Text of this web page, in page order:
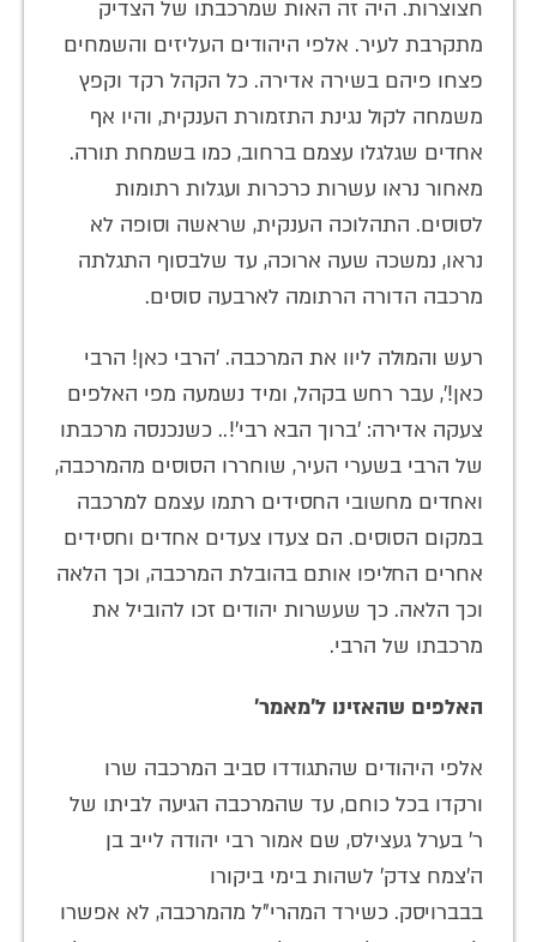
חצוצרות. היה זה האות שמרכבתו של הצדיק
מתקרבת לעיר. אלפי היהודים העליזים והשמחים
פצחו פיהם בשירה אדירה. כל הקהל רקד וקפץ
משמחה לקול נגינת התזמורת הענקית, והיו אף
אחדים שגלגלו עצמם ברחוב, כמו בשמחת תורה.
מאחור נראו עשרות כרכרות ועגלות רתומות
לסוסים. התהלוכה הענקית, שראשה וסופה לא
נראו, נמשכה שעה ארוכה, עד שלבסוף התגלתה
מרכבה הדורה הרתומה לארבעה סוסים.
רעש והמולה ליוו את המרכבה. 'הרבי כאן! הרבי
כאן!', עבר רחש בקהל, ומיד נשמעה מפי האלפים
צעקה אדירה: 'ברוך הבא רבי'!.. כשנכנסה מרכבתו
של הרבי בשערי העיר, שוחררו הסוסים מהמרכבה,
ואחדים מחשובי החסידים רתמו עצמם למרכבה
במקום הסוסים. הם צעדו צעדים אחדים וחסידים
אחרים החליפו אותם בהובלת המרכבה, וכך הלאה
וכך הלאה. כך שעשרות יהודים זכו להוביל את
מרכבתו של הרבי.
האלפים שהאזינו ל'מאמר'
אלפי היהודים שהתגודדו סביב המרכבה שרו
ורקדו בכל כוחם, עד שהמרכבה הגיעה לביתו של
ר' בערל געצילס, שם אמור רבי יהודה לייב בן
ה'צמח צדק' לשהות בימי ביקורו
בבברויסק. כשירד המהרי"ל מהמרכבה, לא אפשרו